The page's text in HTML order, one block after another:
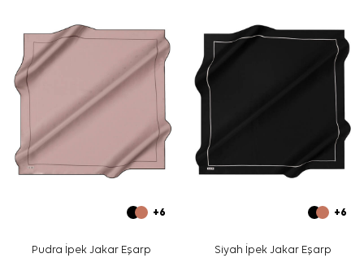
izleyiniz. İpek ve hassas eşarp bakımında, elde nazik
bakım gereken durumlardaAker İpek Eşarp Şampuanı
kullanabilirsiniz.
Sıkça Sorulan Sorular
Gri İpek Kare Geometrik Desenli Eşarp ölçüsü nedir?
Bu eşarp hangi malzemeden üretilmiştir?
Desen ve renk görünümü nasıldır?
İpek krep saten eşarp hangi kombinlerle kullanılır?
+6
Pudra İpek Jakar Eşarp
+6
Siyah İpek Jakar Eşarp